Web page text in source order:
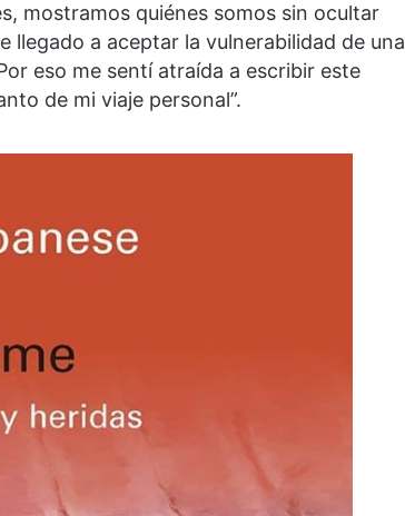
mostramos quiénes somos sin ocultar
llegado a aceptar la vulnerabilidad de una
eso me sentí atraída a escribir este
de mi viaje personal”.